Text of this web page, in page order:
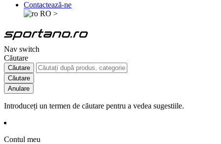
Contactează-ne
RO >
Nav switch
Căutare
Căutare
Căutare
Anulare
Introduceți un termen de căutare pentru a vedea sugestiile.
Contul meu